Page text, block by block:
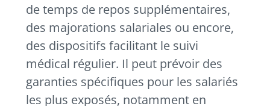
de temps de repos supplémentaires,
des majorations salariales ou encore,
des dispositifs facilitant le suivi
médical régulier. Il peut prévoir des
garanties spécifiques pour les salariés
les plus exposés, notamment en